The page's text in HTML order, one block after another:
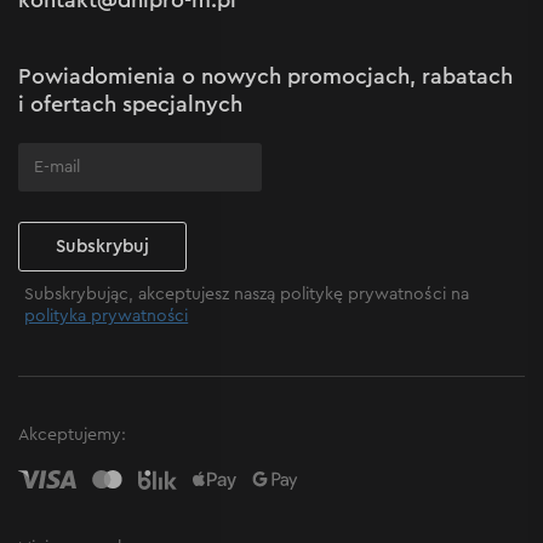
Ustawienia plików cookie
Powiadomienia o nowych promocjach, rabatach
i ofertach specjalnych
Subskrybuj
Subskrybując, akceptujesz naszą politykę prywatności na
polityka prywatności
Akceptujemy: